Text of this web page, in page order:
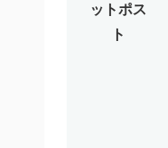
ットポス
ト